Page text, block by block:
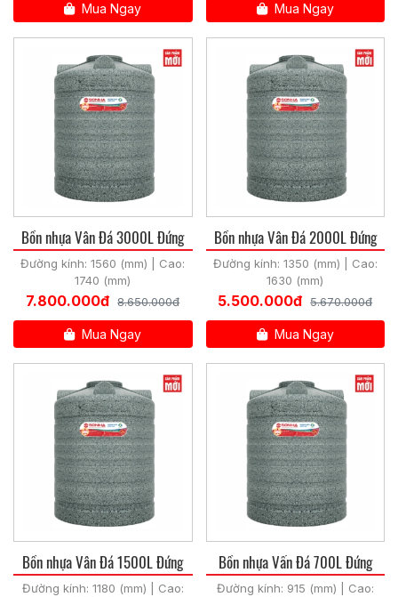
Mua Ngay Mua Ngay
Bồn nhựa Vân Đá 3000L Đứng
Đường kính: 1560 (mm) | Cao:
1740 (mm)
7.800.000đ 8.650.000đ
Mua Ngay
Bồn nhựa Vân Đá 2000L Đứng
Đường kính: 1350 (mm) | Cao:
1630 (mm)
5.500.000đ 5.670.000đ
Mua Ngay
Bồn nhựa Vân Đá 1500L Đứng
Đường kính: 1180 (mm) | Cao:
Bồn nhựa Vấn Đá 700L Đứng
Đường kính: 915 (mm) | Cao: